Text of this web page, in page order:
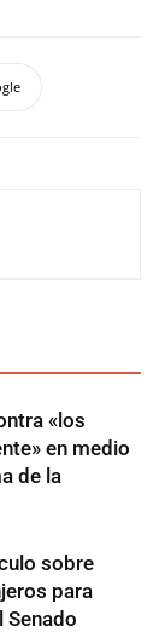
«los
en medio
de la
sobre
para
Senado